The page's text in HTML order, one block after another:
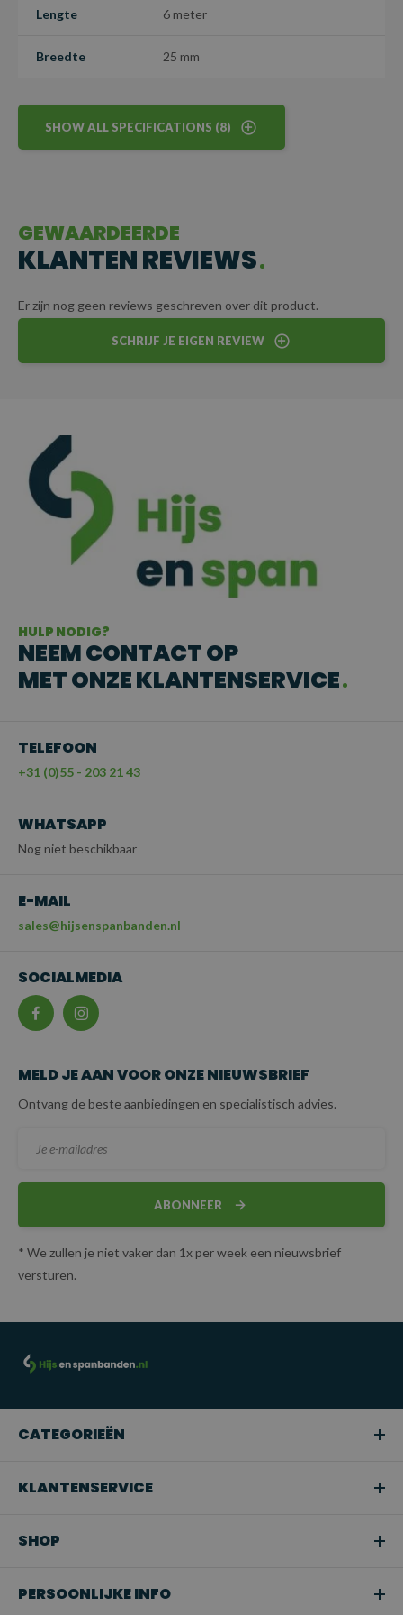
diverse omstandigheden.
LET OP: dit is een maatwerkartikel en kan niet worden
Lengte 6 meter
Breedte 25 mm
SHOW ALL SPECIFICATIONS (8)
GEWAARDEERDE
KLANTEN REVIEWS
Er zijn nog geen reviews geschreven over dit product.
SCHRIJF JE EIGEN REVIEW
HULP NODIG?
NEEM CONTACT OP
MET ONZE KLANTENSERVICE
TELEFOON
+31 (0)55 - 203 21 43
WHATSAPP
Nog niet beschikbaar
E-MAIL
sales@hijsenspanbanden.nl
SOCIALMEDIA
MELD JE AAN VOOR ONZE NIEUWSBRIEF
Ontvang de beste aanbiedingen en specialistisch advies.
ABONNEER
* We zullen je niet vaker dan 1x per week een nieuwsbrief
versturen.
CATEGORIEËN
KLANTENSERVICE
SHOP
PERSOONLIJKE INFO